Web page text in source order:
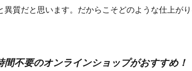
異質だと思います。だからこそどのような仕上が
間不要のオンラインショップがおすすめ！